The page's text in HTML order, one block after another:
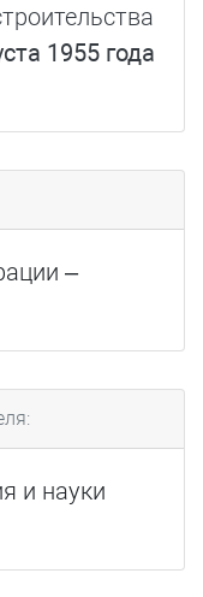
1955 года
–
и науки